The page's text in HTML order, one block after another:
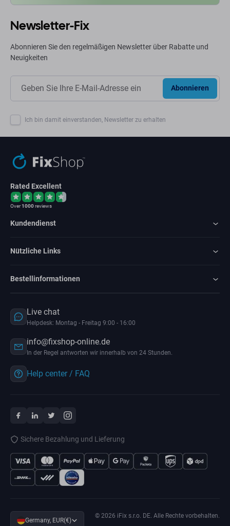
Newsletter-Fix
Abonnieren Sie den regelmäßigen Newsletter über Rabatte und
Neuigkeiten
Abonnieren
Ich bin damit einverstanden, Newsletter zu erhalten
Rated Excellent
Over1000reviews
Kundendienst
Nützliche Links
Bestellinformationen
Live chat
Helpdesk: Montag - Freitag 9:00 - 16:00
info@fixshop-online.de
In der Regel antworten wir innerhalb von 24 Stunden.
Help center / FAQ
Sichere Bezahlung und Lieferung
Germany, EUR(€)
© 2026 iFix s.r.o. DE. Alle Rechte vorbehalten.